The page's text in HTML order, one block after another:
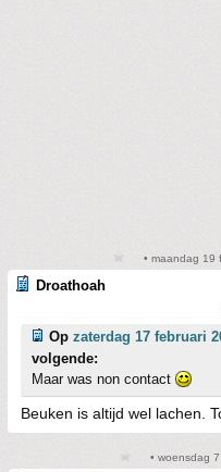
• maandag 19
Droathoah
Op zaterdag 17 februari
volgende:
Maar was non contact
Beuken is altijd wel lachen.
• woensdag